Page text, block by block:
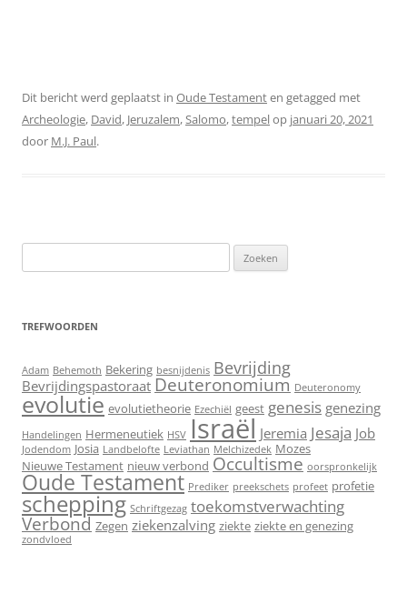
Dit bericht werd geplaatst in Oude Testamenten getagged met
Archeologie, David, Jeruzalem,Salomo,tempelop januari 20, 2021
door M.J. Paul.
naar:
TREFWOORDEN
Adam Behemoth Bekering besnijdenis Bevrijding
Bevrijdingspastoraat Deuteronomium Deuteronomy
evolutie evolutietheorie Ezechiël geest genesis genezing
Handelingen Hermeneutiek HSV Israël Jeremia Jesaja Job
Jodendom Josia Landbelofte Leviathan Melchizedek Mozes
Nieuwe Testament nieuw verbond Occultisme oorspronkelijk
Oude Testament Prediker preekschets profeet profetie
schepping Schriftgezag toekomstverwachting
Verbond Zegen ziekenzalving ziekte ziekte en genezing
zondvloed